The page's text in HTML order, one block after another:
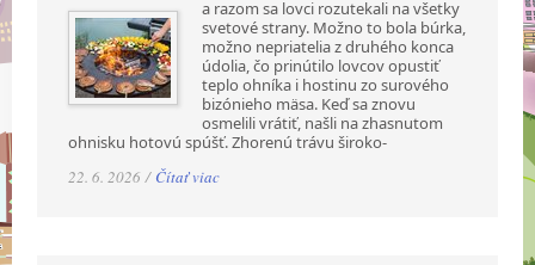
a razom sa lovci rozutekali na všetky
svetové strany. Možno to bola búrka,
možno nepriatelia z druhého konca
údolia, čo prinútilo lovcov opustiť
teplo ohníka i hostinu zo surového
bizónieho mäsa. Keď sa znovu
osmelili vrátiť, našli na zhasnutom
ohnisku hotovú spúšť. Zhorenú trávu široko-
22. 6. 2026 / Čítať viac